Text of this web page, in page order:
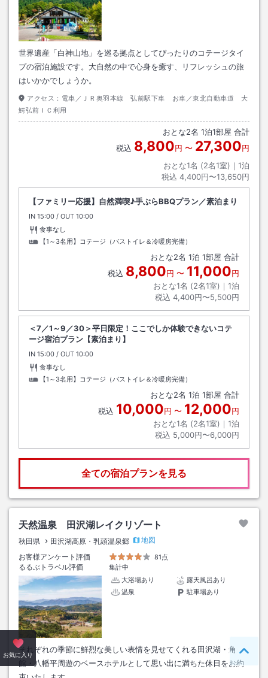
世界遺産「白神山地」を巡る拠点としてぴったりのコテージタイ
プの宿泊施設です。大自然の中で心身を癒す、リフレッシュの旅
はいかかでしょうか。
アクセス： 電車／ＪＲ奥羽本線 弘前駅下車 お車／東北自動車道 大
鰐弘前ＩＣ利用
おとな2名 1泊1部屋 合計
税込 8,800円 〜 27,300円
おとな1名 (2名1室)｜ 1泊
税込 4,400円〜13,650円
【ファミリー応援】自然満喫♪手ぶらBBQプラン／素泊まり
IN チェックイン
15:00 / OUT チェックアウト
10:00
食事なし
【1～3名用】コテージ（バストイレ＆冷暖房完備）
おとな2名 1泊 1部屋 合計
税込 8,800円 〜 11,000円
おとな1名 (2名1室)｜ 1泊
税込 4,400円〜5,500円
＜7／1～9／30＞平日限定！ここでしか体験できないコテ
ージ宿泊プラン【素泊まり】
IN チェックイン
15:00 / OUT チェックアウト
10:00
食事なし
【1～3名用】コテージ（バストイレ＆冷暖房完備）
おとな2名 1泊 1部屋 合計
税込 10,000円 〜 12,000円
おとな1名 (2名1室)｜ 1泊
税込 5,000円〜6,000円
全ての宿泊プランを見る
天然温泉 田沢湖レイクリゾート
秋田県 田沢湖高原・乳頭温泉郷
地図
お客様アンケート評価
81点
るるぶトラベル評価
集計中
大浴場あり
露天風呂あり
温泉
駐車場あり
それぞれの季節に鮮烈な美しい表情を見せてくれる田沢湖・角
館・八幡平周遊のベースホテルとして思い出に満ちた休日をお約
お気に入り ペー